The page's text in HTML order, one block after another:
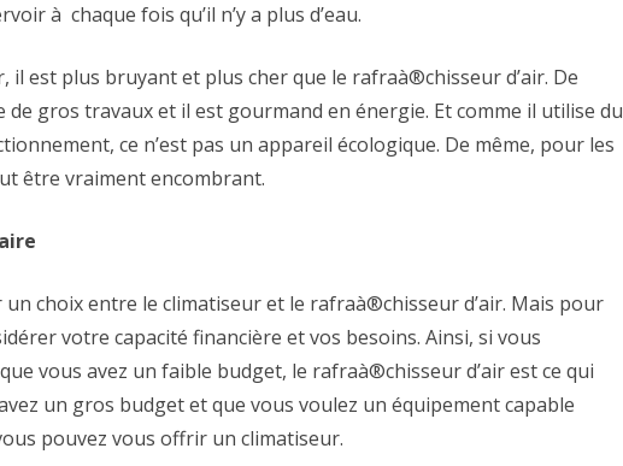
à chaque fois qu’il n’y a plus d’eau.
il est plus bruyant et plus cher que le rafraà®chisseur d’air. De
de gros travaux et il est gourmand en énergie. Et comme il utilise du
ce n’est pas un appareil écologique. De même, pour les
être vraiment encombrant.
choix entre le climatiseur et le rafraà®chisseur d’air. Mais pour
votre capacité financière et vos besoins. Ainsi, si vous
vous avez un faible budget, le rafraà®chisseur d’air est ce qui
un gros budget et que vous voulez un équipement capable
pouvez vous offrir un climatiseur.